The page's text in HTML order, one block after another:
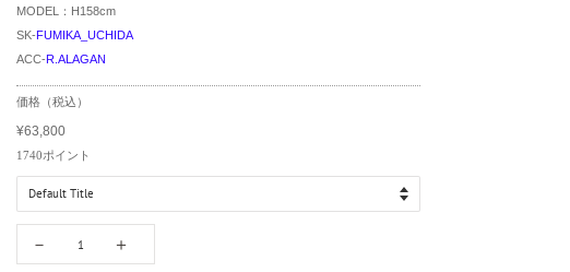
MODEL：H158cm
SK-FUMIKA_UCHIDA
ACC-R.ALAGAN
R
e
g
u
p
i
価格（税込）
S
a
r
c
¥63,800
1740ポイント
－ ＋